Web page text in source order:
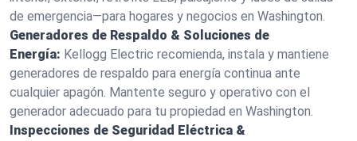
de emergencia—para hogares y negocios en Washington.
Generadores de Respaldo & Soluciones de
Energía: Kellogg Electric recomienda, instala y mantiene
generadores de respaldo para energía continua ante
cualquier apagón. Mantente seguro y operativo con el
generador adecuado para tu propiedad en Washington.
Inspecciones de Seguridad Eléctrica &